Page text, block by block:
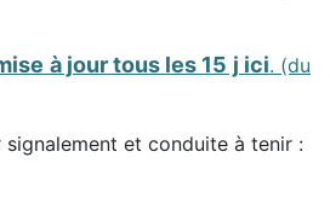
à jour tous les 15 j ici. (du
et conduite à tenir :